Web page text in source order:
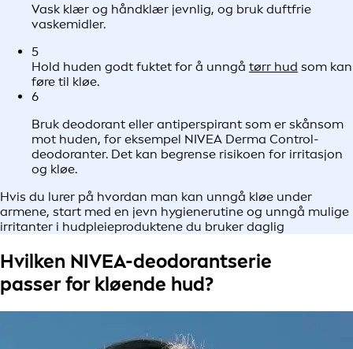
Vask klær og håndklær jevnlig, og bruk duftfrie
vaskemidler.
5
Hold huden godt fuktet for å unngå tørr hud som kan
føre til kløe.
6
Bruk deodorant eller antiperspirant som er skånsom
mot huden, for eksempel NIVEA Derma Control-
deodoranter. Det kan begrense risikoen for irritasjon
og kløe.
Hvis du lurer på hvordan man kan unngå kløe under
armene, start med en jevn hygienerutine og unngå mulige
irritanter i hudpleieproduktene du bruker daglig
Hvilken NIVEA-deodorantserie
passer for kløende hud?